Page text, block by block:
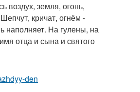
воздух, земля, огонь,
кричат, огнём -
наполняет. На гулены, на
отца и сына и святого
den